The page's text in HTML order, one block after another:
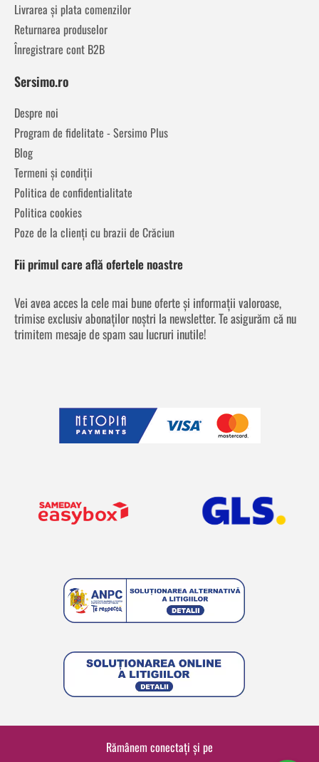
Livrarea și plata comenzilor
Returnarea produselor
Înregistrare cont B2B
Sersimo.ro
Despre noi
Program de fidelitate - Sersimo Plus
Blog
Termeni și condiții
Politica de confidentialitate
Politica cookies
Poze de la clienți cu brazii de Crăciun
Fii primul care află ofertele noastre
Vei avea acces la cele mai bune oferte și informații valoroase,
trimise exclusiv abonaților noștri la newsletter. Te asigurăm că nu
trimitem mesaje de spam sau lucruri inutile!
Rămânem conectați și pe